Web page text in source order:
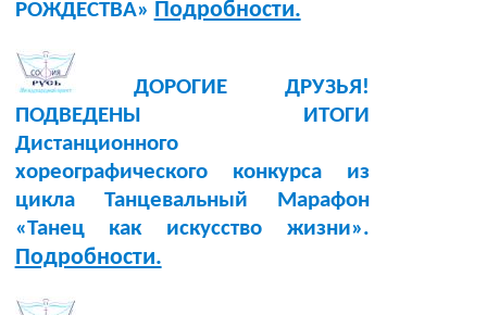
РОЖДЕСТВА» Подробности.
ДОРОГИЕ ДРУЗЬЯ!
ПОДВЕДЕНЫ ИТОГИ
Дистанционного
хореографического конкурса из
цикла Танцевальный Марафон
«Танец как искусство жизни».
Подробности.